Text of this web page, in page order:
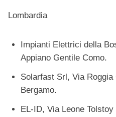
Lombardia
Impianti Elettrici della
Appiano Gentile Como.
Solarfast Srl, Via Roggia
Bergamo.
EL-ID, Via Leone